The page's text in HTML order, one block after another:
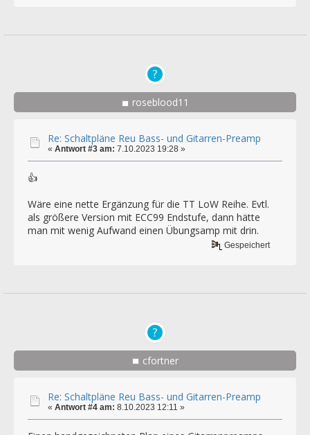
roseblood11
Re: Schaltpläne Reu Bass- und Gitarren-Preamp
« Antwort #3 am: 7.10.2023 19:28 »
👍
Wäre eine nette Ergänzung für die TT LoW Reihe. Evtl.
als größere Version mit ECC99 Endstufe, dann hätte
man mit wenig Aufwand einen Übungsamp mit drin.
Gespeichert
cfortner
Re: Schaltpläne Reu Bass- und Gitarren-Preamp
« Antwort #4 am: 8.10.2023 12:11 »